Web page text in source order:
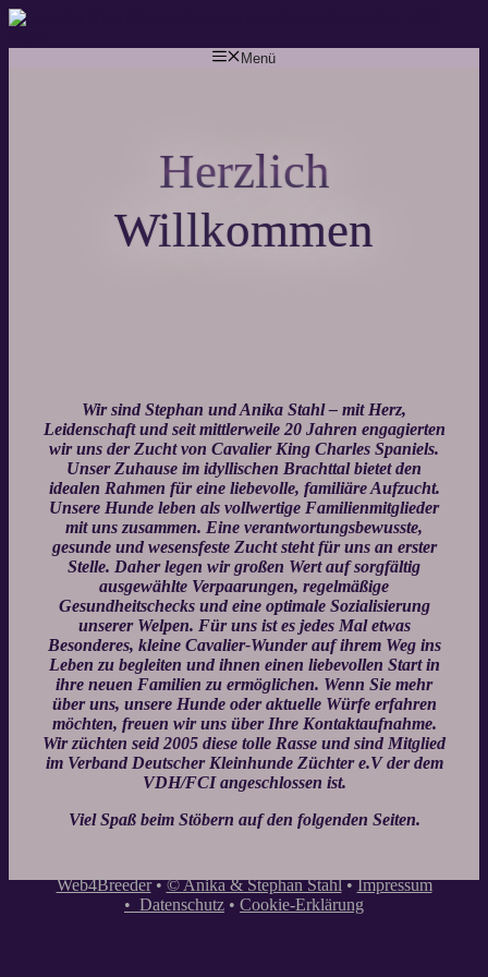
Zum
Menü
Herzlich
Willkommen
Wir sind Stephan und Anika Stahl – mit Herz,
Leidenschaft und seit mittlerweile 20 Jahren engagierten
wir uns der Zucht von Cavalier King Charles Spaniels.
Unser Zuhause im idyllischen Brachttal bietet den
idealen Rahmen für eine liebevolle, familiäre Aufzucht.
Unsere Hunde leben als vollwertige Familienmitglieder
mit uns zusammen. Eine verantwortungsbewusste,
gesunde und wesensfeste Zucht steht für uns an erster
Stelle. Daher legen wir großen Wert auf sorgfältig
ausgewählte Verpaarungen, regelmäßige
Gesundheitschecks und eine optimale Sozialisierung
unserer Welpen. Für uns ist es jedes Mal etwas
Besonderes, kleine Cavalier-Wunder auf ihrem Weg ins
Leben zu begleiten und ihnen einen liebevollen Start in
ihre neuen Familien zu ermöglichen. Wenn Sie mehr
über uns, unsere Hunde oder aktuelle Würfe erfahren
möchten, freuen wir uns über Ihre Kontaktaufnahme.
Wir züchten seid 2005 diese tolle Rasse und sind Mitglied
im Verband Deutscher Kleinhunde Züchter e.V der dem
VDH/FCI angeschlossen ist.
Viel Spaß beim Stöbern auf den folgenden Seiten.
Web4Breeder•© Anika & Stephan Stahl•Impressum
• Datenschutz • Cookie-Erklärung